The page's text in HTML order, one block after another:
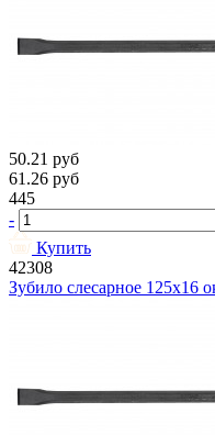
50.21 руб
61.26 руб
445
-
Купить
42308
Зубило слесарное 125х16